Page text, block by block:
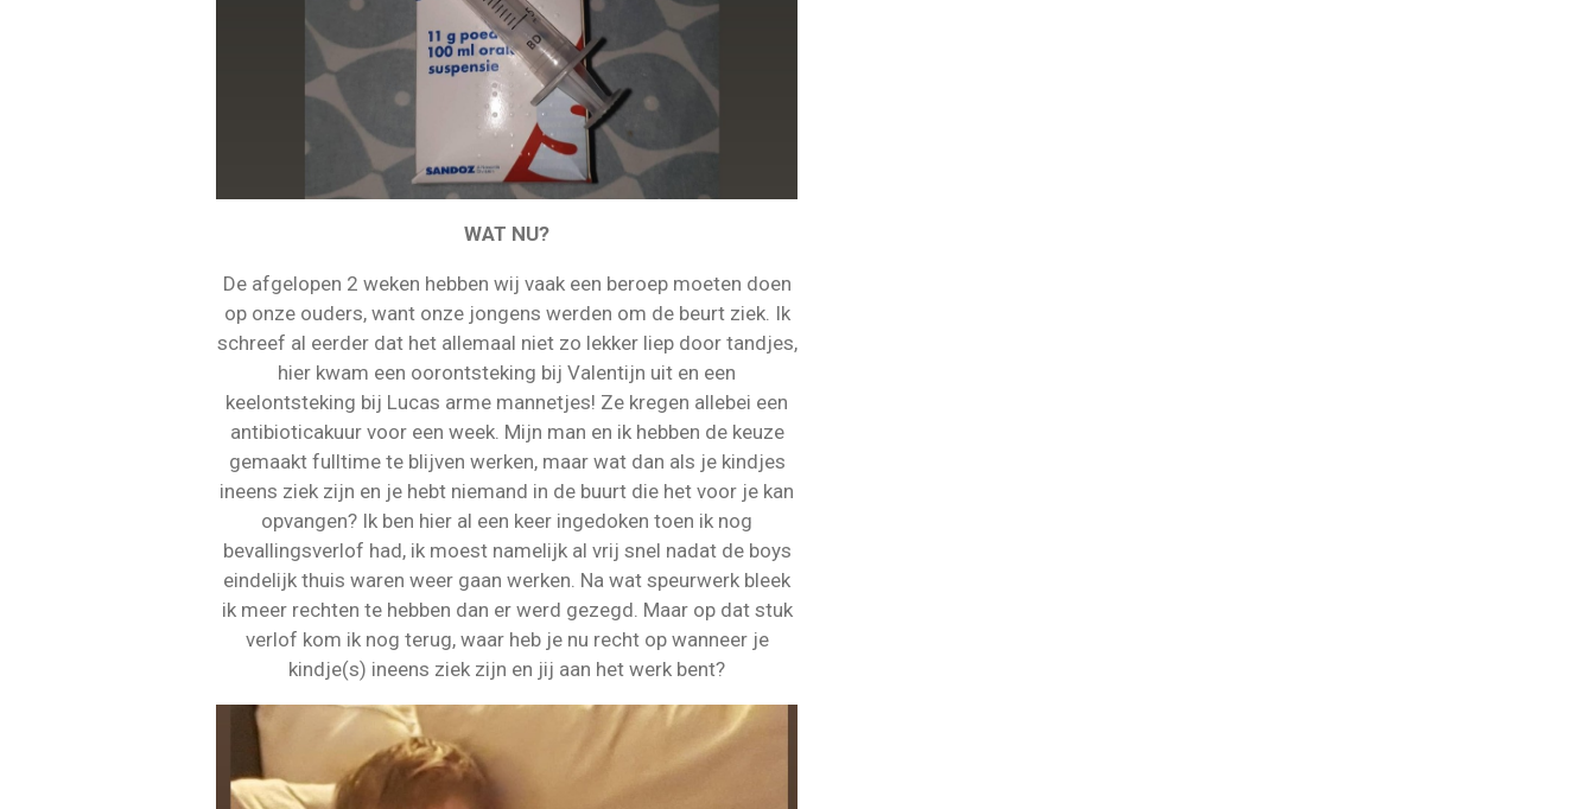
WAT NU?
De afgelopen 2 weken hebben wij vaak een beroep moeten doen
op onze ouders, want onze jongens werden om de beurt ziek. Ik
schreef al eerder dat het allemaal niet zo lekker liep door tandjes,
hier kwam een oorontsteking bij Valentijn uit en een
keelontsteking bij Lucas arme mannetjes! Ze kregen allebei een
antibioticakuur voor een week. Mijn man en ik hebben de keuze
gemaakt fulltime te blijven werken, maar wat dan als je kindjes
ineens ziek zijn en je hebt niemand in de buurt die het voor je kan
opvangen? Ik ben hier al een keer ingedoken toen ik nog
bevallingsverlof had, ik moest namelijk al vrij snel nadat de boys
eindelijk thuis waren weer gaan werken. Na wat speurwerk bleek
ik meer rechten te hebben dan er werd gezegd. Maar op dat stuk
verlof kom ik nog terug, waar heb je nu recht op wanneer je
kindje(s) ineens ziek zijn en jij aan het werk bent?